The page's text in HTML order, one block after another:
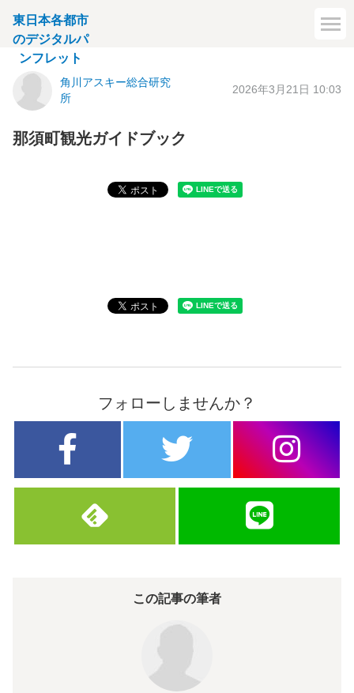
東日本各都市
のデジタルパ
ンフレット
角川アスキー総合研究
所
2026年3月21日 10:03
那須町観光ガイドブック
フォローしませんか？
この記事の筆者